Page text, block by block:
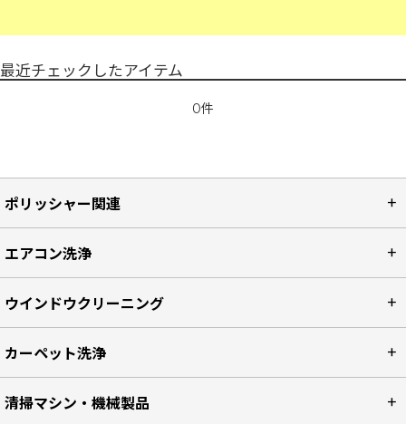
最近チェックしたアイテム
0件
ポリッシャー関連
エアコン洗浄
ウインドウクリーニング
カーペット洗浄
清掃マシン・機械製品